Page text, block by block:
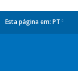
Esta página em: PT